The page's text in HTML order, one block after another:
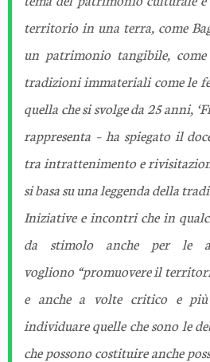
territorio in una terra, come
un patrimonio tangibile,
tradizioni immateriali come le
quella che si svolge da 25 anni,
rappresenta – ha spiegato il
tra intrattenimento e
si basa su una leggenda della
Iniziative e incontri che in
da stimolo anche per le
vogliono “promuovereil
e anche a volte critico e
individuare quelle che sono le
che possono costituire anche